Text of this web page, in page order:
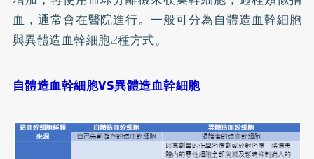
血，通常會在醫院進行。一般可分為自體造血幹細胞
與異體造血幹細胞2種方式。
自體造血幹細胞VS異體造血幹細胞